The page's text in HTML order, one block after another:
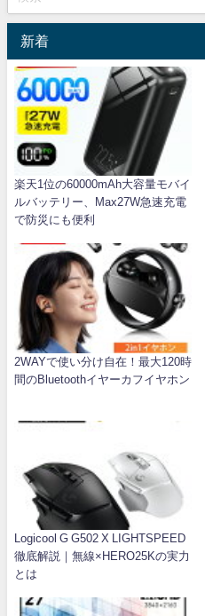
新着
楽天1位の60000mAh大容量モバイ
ルバッテリー、Max27W急速充電
で防災にも便利
2WAYで使い分け自在！最大120時
間のBluetoothイヤーカフイヤホン
Logicool G G502 X LIGHTSPEED
徹底解説｜無線×HERO25Kの実力
とは